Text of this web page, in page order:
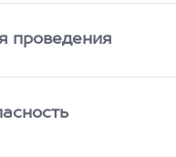
проведения